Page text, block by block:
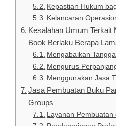
Kepastian Hukum
Kelancaran
Kesalahan Umum Terkait
Book Berlaku Berapa
Mengabaikan
Mengurus
Menggunakan Jasa
Jasa Pembuatan Buku
Groups
Layanan